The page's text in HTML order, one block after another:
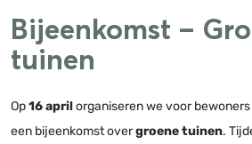
Bijeenkomst –
tuinen
Op16 aprilorganiseren we voor
een bijeenkomst overgroene tuinen.